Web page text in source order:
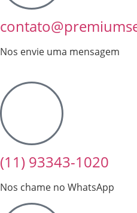
Nos envie uma mensagem
(11) 93343-1020
Nos chame no WhatsApp